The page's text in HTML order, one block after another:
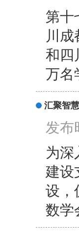
第十
川
和四
万名
汇聚智
发布
为深
建设
设，
数学